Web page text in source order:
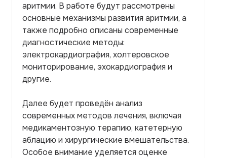
аритмии. В работе будут рассмотрены
основные механизмы развития аритмии, а
также подробно описаны современные
диагностические методы:
электрокардиография, холтеровское
мониторирование, эхокардиография и
другие.
Далее будет проведён анализ
современных методов лечения, включая
медикаментозную терапию, катетерную
аблацию и хирургические вмешательства.
Особое внимание уделяется оценке